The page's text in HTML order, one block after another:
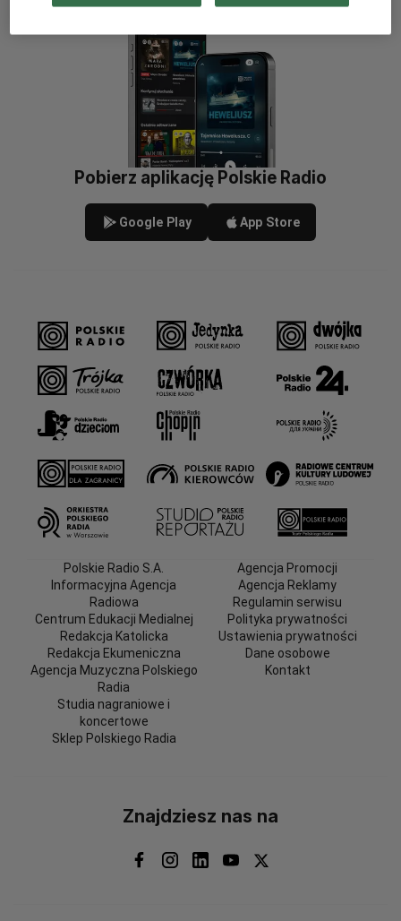
Pobierz aplikację Polskie Radio
Google Play App Store
Polskie Radio S.A.
Informacyjna Agencja
Radiowa
Centrum Edukacji Medialnej
Redakcja Katolicka
Redakcja Ekumeniczna
Agencja Muzyczna Polskiego
Radia
Studia nagraniowe i
koncertowe
Sklep Polskiego Radia
Agencja Promocji
Agencja Reklamy
Regulamin serwisu
Polityka prywatności
Ustawienia prywatności
Dane osobowe
Kontakt
Znajdziesz nas na